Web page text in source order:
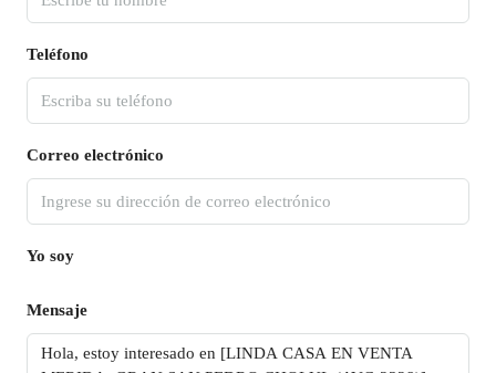
Teléfono
Correo electrónico
Yo soy
Mensaje